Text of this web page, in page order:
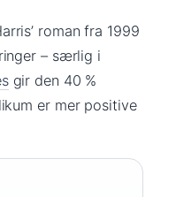
roman fra 1999
– særlig i
gir den 40 %
er mer positive